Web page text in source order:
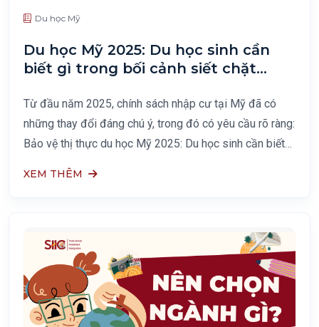
Du học Mỹ
Du học Mỹ 2025: Du học sinh cần
biết gì trong bối cảnh siết chặt
Từ đầu năm 2025, chính sách nhập cư tại Mỹ đã có
những thay đổi đáng chú ý, trong đó có yêu cầu rõ ràng:
Bảo vệ thị thực du học Mỹ 2025: Du học sinh cần biết
XEM THÊM